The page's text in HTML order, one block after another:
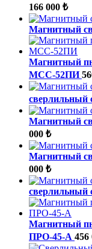
166 000 ₺
Магнитный
Магнитный
МСС-52ПИ
сверлильный
Магнитный
000 ₺
Магнитный
000 ₺
сверлильный
Магнитный
ПРО-45-А 456